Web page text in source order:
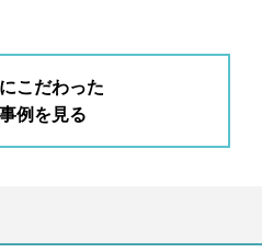
こだわった
例を見る